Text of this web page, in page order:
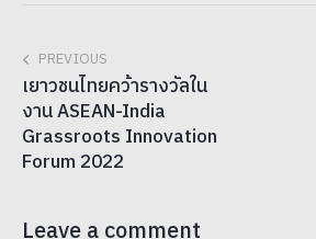
PREVIOUS
เยาวชนไทยคว้ารางวัลใน
งาน ASEAN-India
Grassroots Innovation
Forum 2022